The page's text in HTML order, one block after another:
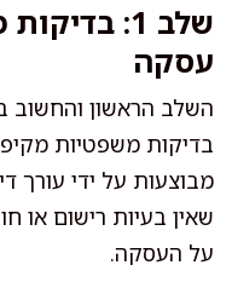
שלב 1:
עסקה
השלב הראשון והחשוב
בדיקות משפטיות
מבוצעות על ידי עורך
שאין בעיות רישום או
על העסקה.